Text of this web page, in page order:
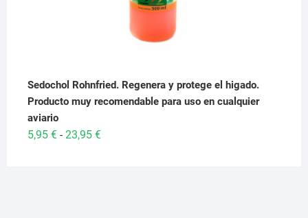
Sedochol Rohnfried. Regenera y protege el higado.
Producto muy recomendable para uso en cualquier
aviario
5,95 € - 23,95 €Rango